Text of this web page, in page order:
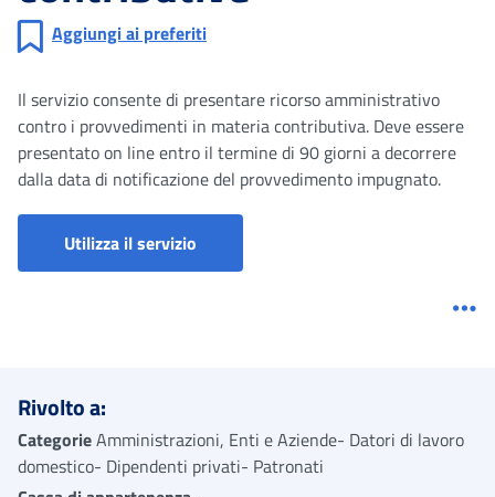
Aggiungi ai preferiti
Il servizio consente di presentare ricorso amministrativo
contro i provvedimenti in materia contributiva. Deve essere
presentato on line entro il termine di 90 giorni a decorrere
dalla data di notificazione del provvedimento impugnato.
Utilizza il servizio
Rivolto a:
CategorieAmministrazioni, Enti e Aziende- Datori di lavoro
domestico- Dipendenti privati- Patronati